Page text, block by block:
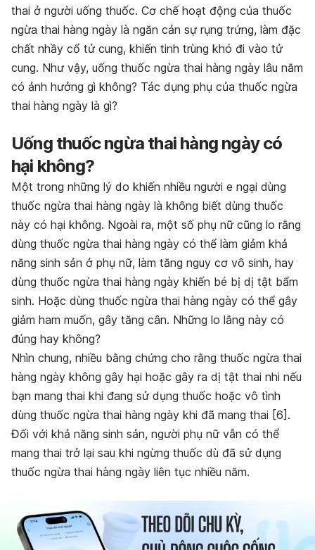
thai ở người uống thuốc. Cơ chế hoạt động của thuốc
ngừa thai hàng ngày là ngăn cản sự rụng trứng, làm đặc
chất nhầy cổ tử cung, khiến tinh trùng khó đi vào tử
cung. Như vậy, uống thuốc ngừa thai hàng ngày lâu năm
có ảnh hưởng gì không? Tác dụng phụ của thuốc ngừa
thai hàng ngày là gì?
Uống thuốc ngừa thai hàng ngày có
hại không?
Một trong những lý do khiến nhiều người e ngại dùng
thuốc ngừa thai hàng ngày là không biết dùng thuốc
này có hại không. Ngoài ra, một số phụ nữ cũng lo rằng
dùng thuốc ngừa thai hàng ngày có thể làm giảm khả
năng sinh sản ở phụ nữ, làm tăng nguy cơ vô sinh, hay
dùng thuốc ngừa thai hàng ngày khiến bé bị dị tật bẩm
sinh. Hoặc dùng thuốc ngừa thai hàng ngày có thể gây
giảm ham muốn, gây tăng cân. Những lo lắng này có
đúng hay không?
Nhìn chung, nhiều bằng chứng cho rằng thuốc ngừa thai
hàng ngày không gây hại hoặc gây ra dị tật thai nhi nếu
bạn mang thai khi đang sử dụng thuốc hoặc vô tình
dùng thuốc ngừa thai hàng ngày khi đã mang thai [6].
Đối với khả năng sinh sản, người phụ nữ vẫn có thể
mang thai trở lại sau khi ngừng thuốc dù đã sử dụng
thuốc ngừa thai hàng ngày liên tục nhiều năm.